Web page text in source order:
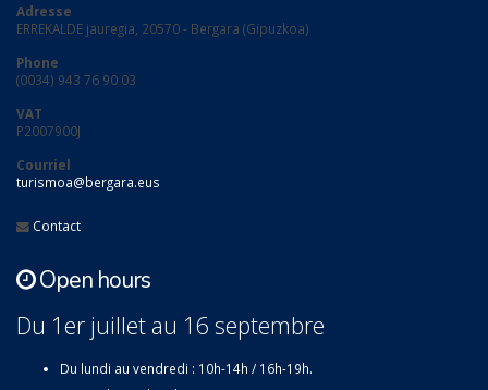
Adresse
ERREKALDE jauregia, 20570 - Bergara (Gipuzkoa)
Phone
(0034) 943 76 90 03
VAT
P2007900J
Courriel
turismoa@bergara.eus
Contact
Open hours
Du 1er juillet au 16 septembre
Du lundi au vendredi : 10h-14h / 16h-19h.